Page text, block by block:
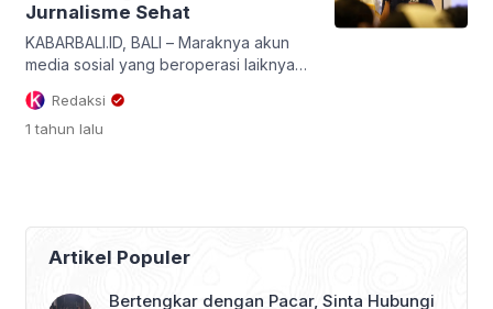
Jurnalisme Sehat
KABARBALI.ID, BALI – Maraknya akun
media sosial yang beroperasi laiknya
media pers tanpa mengikuti regulasi
resmi menjadi sorotan serius Jaringan
Media Siber Indonesia (JMSI) Bali.
derasnya arus informasi digital.
Redaksi
1 tahun lalu
Artikel Populer
Bertengkar dengan Pacar, Sinta Hubungi